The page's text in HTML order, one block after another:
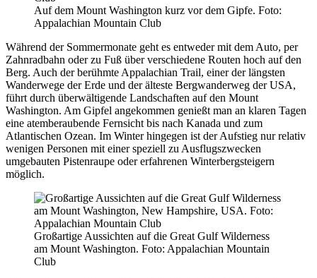
Auf dem Mount Washington kurz vor dem Gipfe. Foto:
Appalachian Mountain Club
Während der Sommermonate geht es entweder mit dem Auto, per
Zahnradbahn oder zu Fuß über verschiedene Routen hoch auf den
Berg. Auch der berühmte Appalachian Trail, einer der längsten
Wanderwege der Erde und der älteste Bergwanderweg der USA,
führt durch überwältigende Landschaften auf den Mount
Washington. Am Gipfel angekommen genießt man an klaren Tagen
eine atemberaubende Fernsicht bis nach Kanada und zum
Atlantischen Ozean. Im Winter hingegen ist der Aufstieg nur relativ
wenigen Personen mit einer speziell zu Ausflugszwecken
umgebauten Pistenraupe oder erfahrenen Winterbergsteigern
möglich.
Großartige Aussichten auf die Great Gulf Wilderness
am Mount Washington. Foto: Appalachian Mountain
Club